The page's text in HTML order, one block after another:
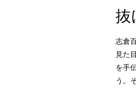
抜
志倉
見た
を手
う。